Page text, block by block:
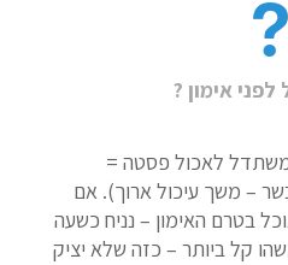
אימון ?
משתדל לאכול פסטה =
– משך עיכול ארוך). אם
בטרם האימון – נניח כשעה
קל ביותר – כזה שלא יציק